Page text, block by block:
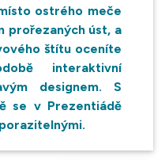
ostrého meče
prořezaných úst, a
štítu oceníte
interaktivní
designem. S
se v Prezentiádě